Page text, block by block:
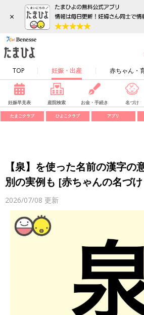
×
TOP 妊娠・出産 赤ちゃん・
妊娠早見表 産院検索 お金・手続き 名づけ
たまごクラブ ひよこクラブ アプリ
【泉】を使った名前の漢字の
別の実例も [赤ちゃんの名づ
2026/07/08 更新